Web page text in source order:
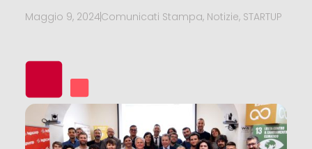
Maggio 9, 2024Comunicati Stampa, Notizie, STARTUP